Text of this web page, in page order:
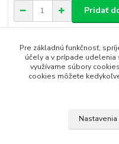
Pridať
Číslo produktu:
Tovar zaradený v
Pre základnú funkčnosť,
účely a v prípade udelenia
využívame súbory
cookies môžete
Nastavenia